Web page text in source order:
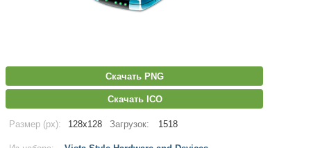
Скачать PNG
Скачать ICO
Размер (px): 128x128 Загрузок: 1518